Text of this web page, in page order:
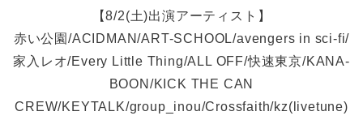
【8/2(土)出演アーティスト】
赤い公園/ACIDMAN/ART-SCHOOL/avengers in sci-fi/
家入レオ/Every Little Thing/ALL OFF/快速東京/KANA-
BOON/KICK THE CAN
CREW/KEYTALK/group_inou/Crossfaith/kz(livetune)